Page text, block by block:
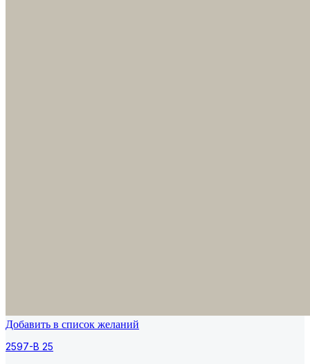
Добавить в список желаний
2597-B 25